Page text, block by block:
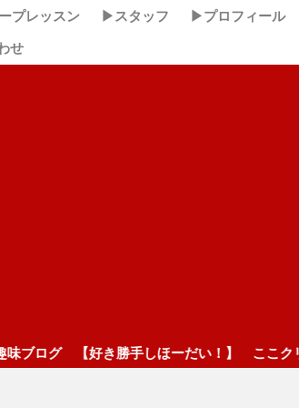
プレッスン ▶スタッフ
▶プロフィール
せ
手しほーだい！】 ここクリック！